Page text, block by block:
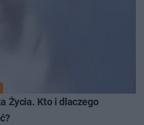
Życia. Kto i dlaczego